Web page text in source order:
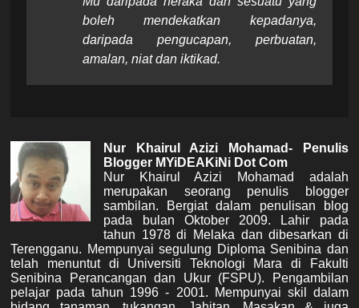
boleh mendekatkan kepadanya,
daripada pengucapan, perbuatan,
amalan, niat dan iktikad.
Nur Khairul Azizi Mohamad- Penulis
Blogger MYiDEAKiNi Dot Com
Nur Khairul Azizi Mohamad adalah
merupakan seorang penulis blogger
sambilan. Bergiat dalam penulisan blog
pada bulan Oktober 2009. Lahir pada
tahun 1978 di Melaka dan dibesarkan di
Terengganu. Mempunyai segulung Diploma Senibina dan
telah menuntut di Universiti Teknologi Mara di Fakulti
Senibina Perancangan dan Ukur (FSPU). Pengambilan
pelajar pada tahun 1996 - 2001. Mempunyai skil dalam